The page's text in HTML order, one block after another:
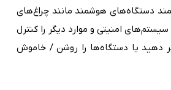
دستگاه‌های هوشمند مانند چراغ‌های
امنیتی و موارد دیگر را کنترل
دهید یا دستگاه‌ها را روشن / خاموش